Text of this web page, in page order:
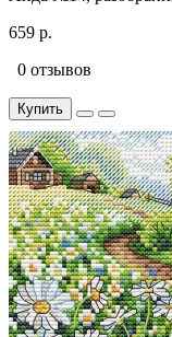
659 р.
0 отзывов
Купить